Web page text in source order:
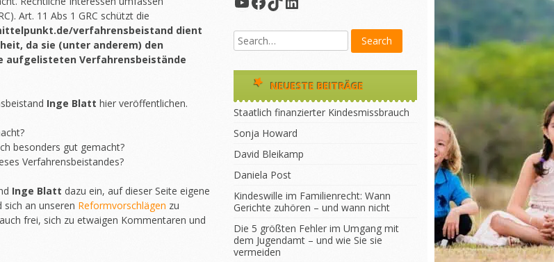
Art. 11 Abs 1 GRC schützt die
verfahrensbeistand dient
da sie (unter anderem) den
aufgelisteten Verfahrensbeistände
Inge Blatt hier veröffentlichen.
besonders gut gemacht?
Verfahrensbeistandes?
Inge Blatt dazu ein, auf dieser Seite eigene
sich an unseren Reformvorschlägen zu
frei, sich zu etwaigen Kommentaren und
NEUESTE BEITRÄGE
Staatlich finanzierter Kindesmissbrauch
Sonja Howard
David Bleikamp
Daniela Post
Kindeswille im Familienrecht: Wann
Gerichte zuhören – und wann nicht
Die 5 größten Fehler im Umgang mit
dem Jugendamt – und wie Sie sie
vermeiden